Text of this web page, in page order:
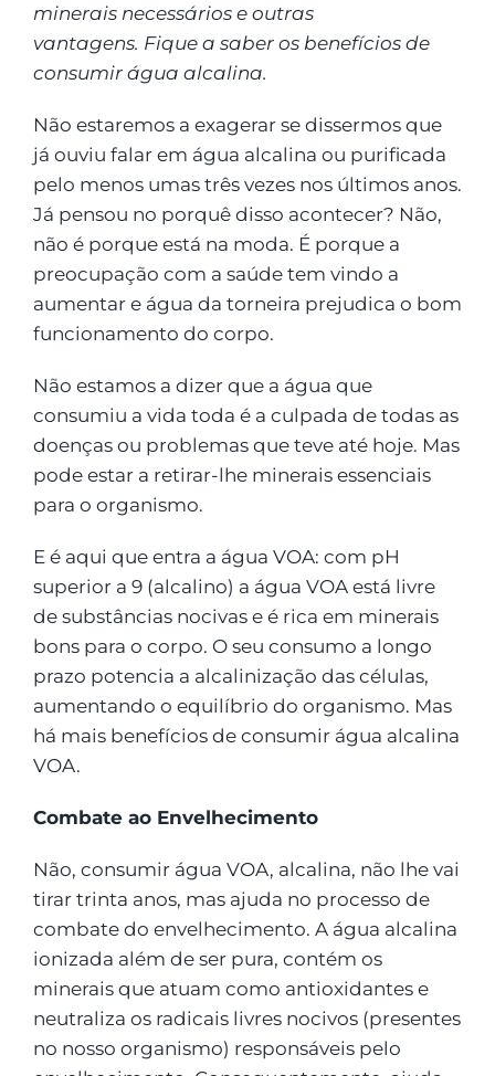
minerais necessários e outras
vantagens. Fique a saber os benefícios de
consumir água alcalina.
Não estaremos a exagerar se dissermos que
já ouviu falar em água alcalina ou purificada
pelo menos umas três vezes nos últimos anos.
Já pensou no porquê disso acontecer? Não,
não é porque está na moda. É porque a
preocupação com a saúde tem vindo a
aumentar e água da torneira prejudica o bom
funcionamento do corpo.
Não estamos a dizer que a água que
consumiu a vida toda é a culpada de todas as
doenças ou problemas que teve até hoje. Mas
pode estar a retirar-lhe minerais essenciais
para o organismo.
E é aqui que entra a água VOA: com pH
superior a 9 (alcalino) a água VOA está livre
de substâncias nocivas e é rica em minerais
bons para o corpo. O seu consumo a longo
prazo potencia a alcalinização das células,
aumentando o equilíbrio do organismo. Mas
há mais benefícios de consumir água alcalina
VOA.
Combate ao Envelhecimento
Não, consumir água VOA, alcalina, não lhe vai
tirar trinta anos, mas ajuda no processo de
combate do envelhecimento. A água alcalina
ionizada além de ser pura, contém os
minerais que atuam como antioxidantes e
neutraliza os radicais livres nocivos (presentes
no nosso organismo) responsáveis pelo